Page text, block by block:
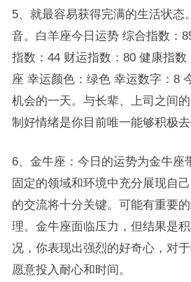
5、就最容易获得完满的生活状态
音。白羊座今日运势 综合指数：
指数：44 财运指数：80 健康指
座 幸运颜色：绿色 幸运数字：8
机会的一天。与长辈、上司之间
制好情绪是你目前唯一能够积极去
6、金牛座：今日的运势为金牛座
固定的领域和环境中充分展现自
的交流将十分关键。可能有重要
理。金牛座面临压力，但结果是
况，你表现出强烈的好奇心，对
愿意投入耐心和时间。